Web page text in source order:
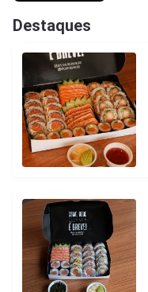
Destaques